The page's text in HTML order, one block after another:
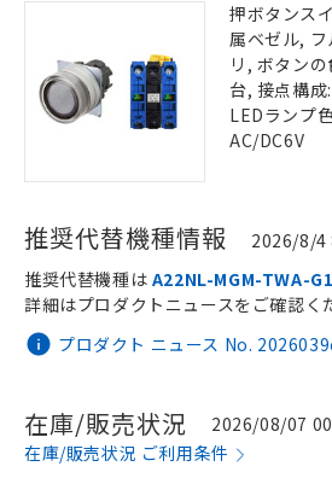
押ボタンス
属ベゼル,
リ, ボタン
台, 接点構
LEDランプ
AC/DC6V
推奨代替機種情報 2026/8/4
プロダクト ニュース No.
推奨代替機種は A22NL-MGM-TWA-
詳細はプロダクトニュースをご確認く
在庫/販売状況
2026/08/07
在庫/販売状況 ご利用条件